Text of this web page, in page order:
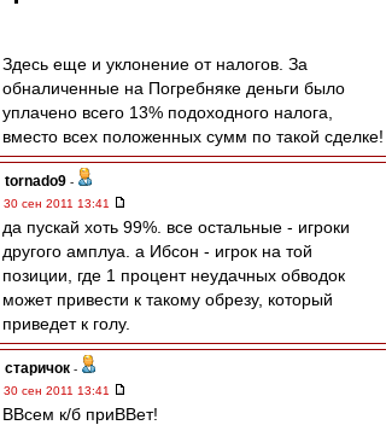
Здесь еще и уклонение от налогов. За
обналиченные на Погребняке деньги было
уплачено всего 13% подоходного налога,
вместо всех положенных сумм по такой сделке!
tornado9 -
30 сен 2011 13:41
да пускай хоть 99%. все остальные - игроки
другого амплуа. а Ибсон - игрок на той
позиции, где 1 процент неудачных обводок
может привести к такому обрезу, который
приведет к голу.
старичок -
30 сен 2011 13:41
ВВсем к/б приВВет!